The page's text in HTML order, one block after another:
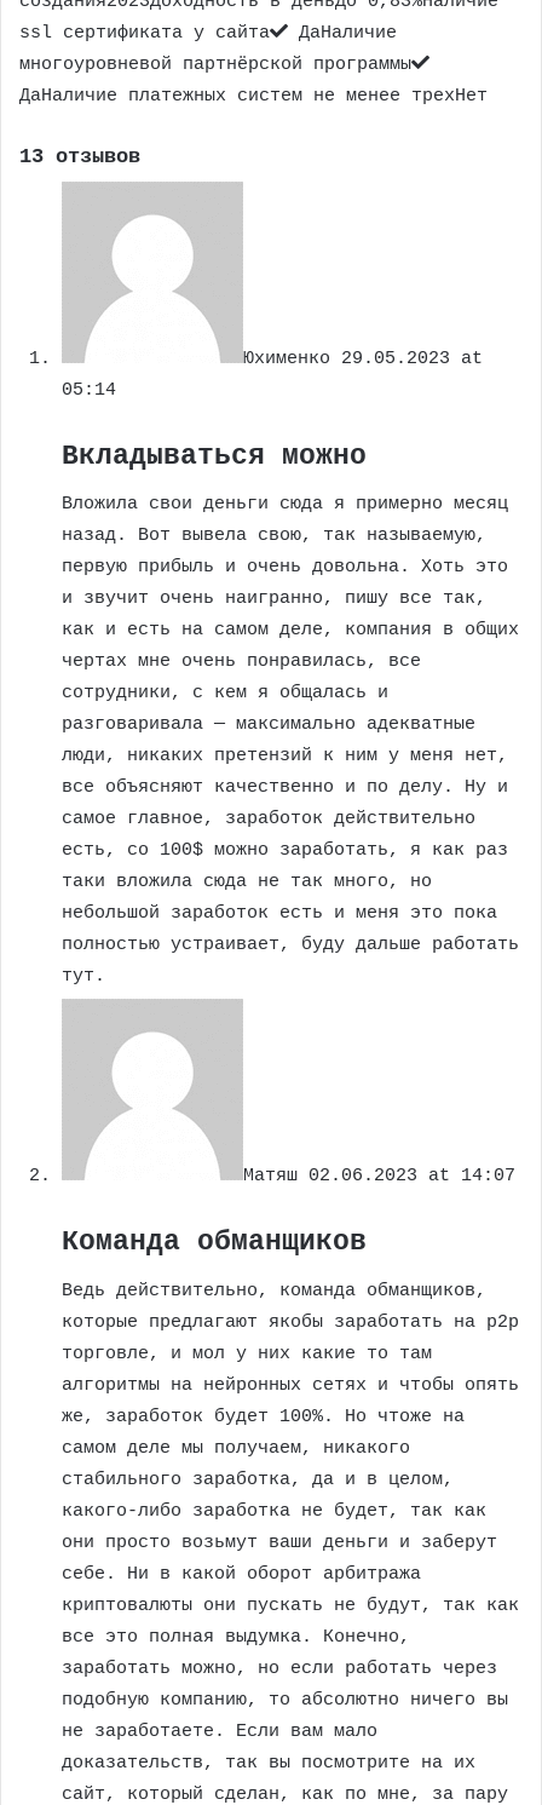
ssl сертификата у сайта
ДаНаличие
многоуровневой партнёрской программы
ДаНаличие платежных систем не менее трехНет
13 отзывов
Юхименко 29.05.2023 at
05:14
Вкладываться можно
Вложила свои деньги сюда я примерно месяц
назад. Вот вывела свою, так называемую,
первую прибыль и очень довольна. Хоть это
и звучит очень наигранно, пишу все так,
как и есть на самом деле, компания в общих
чертах мне очень понравилась, все
сотрудники, с кем я общалась и
разговаривала — максимально адекватные
люди, никаких претензий к ним у меня нет,
все объясняют качественно и по делу. Ну и
самое главное, заработок действительно
есть, со 100$ можно заработать, я как раз
таки вложила сюда не так много, но
небольшой заработок есть и меня это пока
полностью устраивает, буду дальше работать
тут.
Матяш 02.06.2023 at 14:07
Команда обманщиков
Ведь действительно, команда обманщиков,
которые предлагают якобы заработать на p2p
торговле, и мол у них какие то там
алгоритмы на нейронных сетях и чтобы опять
же, заработок будет 100%. Но чтоже на
самом деле мы получаем, никакого
стабильного заработка, да и в целом,
какого-либо заработка не будет, так как
они просто возьмут ваши деньги и заберут
себе. Ни в какой оборот арбитража
криптовалюты они пускать не будут, так как
все это полная выдумка. Конечно,
заработать можно, но если работать через
подобную компанию, то абсолютно ничего вы
не заработаете. Если вам мало
доказательств, так вы посмотрите на их
сайт, который сделан, как по мне, за пару